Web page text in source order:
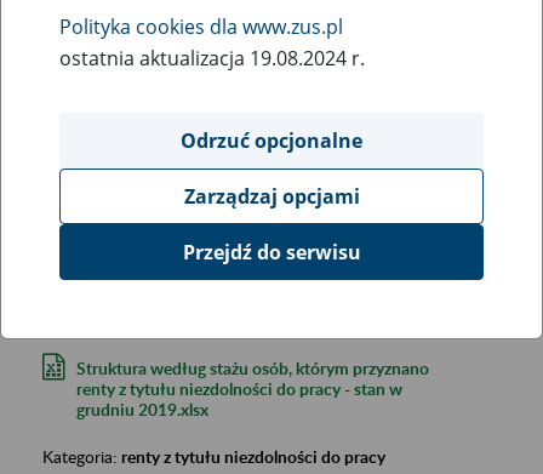
Szukana fraza:
Szukana kategoria:
Wyniki:
Struktura według stażu osób, którym przyznano
renty z tytułu niezdolności do pracy - stan w
grudniu 2019.xlsx
Kategoria: renty z tytułu niezdolności do pracy
Polityka cookies dla www.zus.pl
ostatnia aktualizacja 19.08.2024 r.
Odrzuć opcjonalne
Zarządzaj opcjami
Przejdź do serwisu